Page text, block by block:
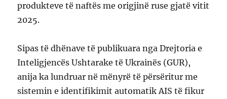
produkteve të naftës me origjinë ruse gjatë vitit
2025.
Sipas të dhënave të publikuara nga Drejtoria e
Inteligjencës Ushtarake të Ukrainës (GUR),
anija ka lundruar në mënyrë të përsëritur me
sistemin e identifikimit automatik AIS të fikur